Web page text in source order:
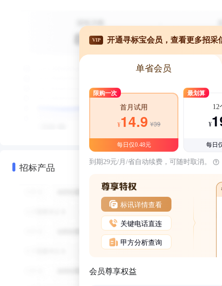
招标产品
VIP 开通寻标宝会员，查看更多招采
单省会员
限购一次
首月试用
¥14.9 ¥39
每日仅0.48元
最划算
12
¥
每日
到期29元/月/省自动续费，可随时取消。
标讯详情查看
关键电话直连
甲方分析查询
会员尊享权益